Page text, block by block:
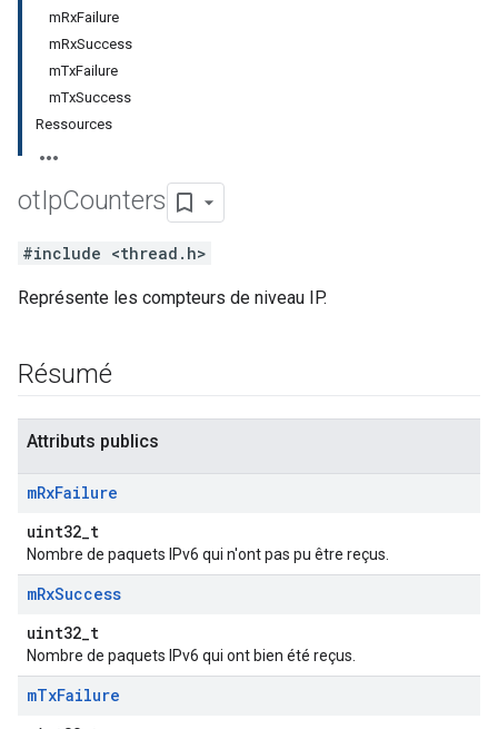
mRxFailure
mRxSuccess
mTxFailure
mTxSuccess
Ressources
otIpCounters
#include <thread.h>
Représente les compteurs de niveau IP.
Résumé
Attributs publics
mRxFailure
uint32_t
Nombre de paquets IPv6 qui n'ont pas pu être reçus.
mRxSuccess
uint32_t
Nombre de paquets IPv6 qui ont bien été reçus.
mTxFailure